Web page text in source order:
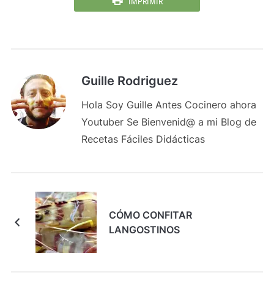
Guille Rodriguez
Hola Soy Guille Antes Cocinero ahora
Youtuber Se Bienvenid@ a mi Blog de
Recetas Fáciles Didácticas
CÓMO CONFITAR
LANGOSTINOS